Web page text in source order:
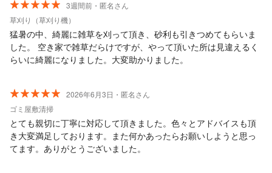
3週間前・匿名さん
草刈り（草刈り機）
猛暑の中、綺麗に雑草を刈って頂き、砂利も引きつめてもらいま
した。 空き家で雑草だらけですが、やって頂いた所は見違えるく
らいに綺麗になりました。大変助かりました。
2026年6月3日・匿名さん
ゴミ屋敷清掃
とても親切に丁寧に対応して頂きました。色々とアドバイスも頂
き大変満足しております。また何かあったらお願いしようと思っ
てます。ありがとうございました。